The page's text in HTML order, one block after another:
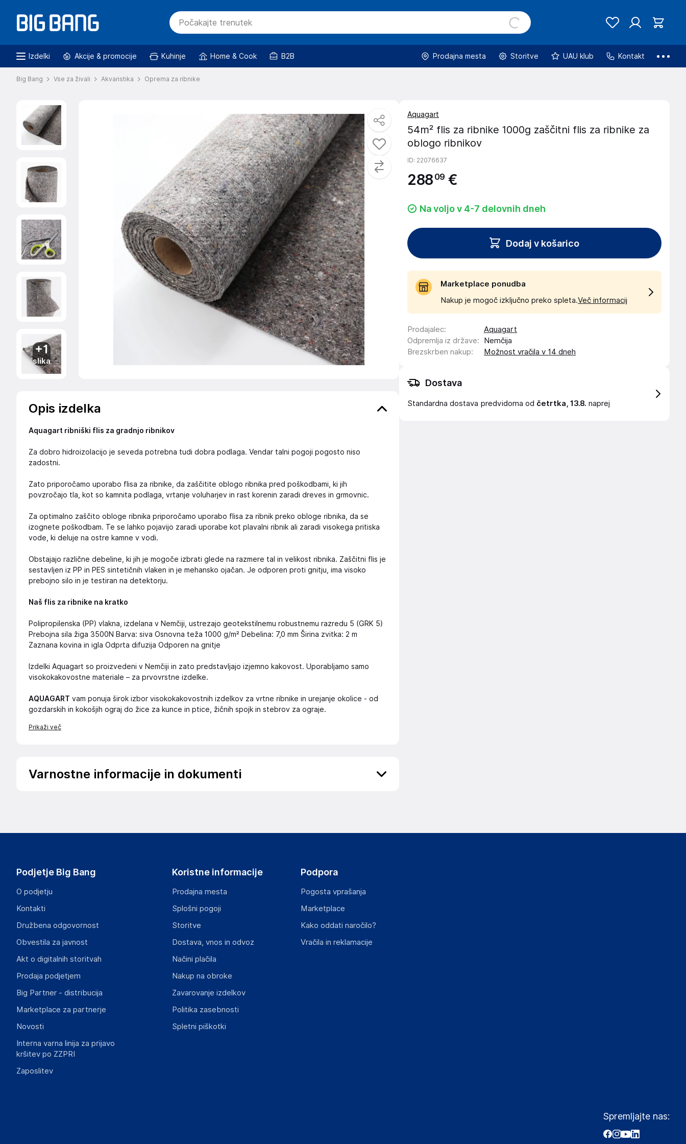
Izdelki Akcije & promocije Kuhinje Home & Cook B2B Prodajna mesta Storitve UAU klub Kontakt
Big Bang Vse za živali Akvaristika Oprema za ribnike
+1
slika
Opis izdelka
Aquagart ribniški flis za gradnjo ribnikov
Za dobro hidroizolacijo je seveda potrebna tudi dobra podlaga. Vendar talni pogoji pogosto niso
zadostni.
Zato priporočamo uporabo flisa za ribnike, da zaščitite oblogo ribnika pred poškodbami, ki jih
povzročajo tla, kot so kamnita podlaga, vrtanje voluharjev in rast korenin zaradi dreves in grmovnic.
Za optimalno zaščito obloge ribnika priporočamo uporabo flisa za ribnik preko obloge ribnika, da se
izognete poškodbam. Te se lahko pojavijo zaradi uporabe kot plavalni ribnik ali zaradi visokega pritiska
vode, ki deluje na ostre kamne v vodi.
Obstajajo različne debeline, ki jih je mogoče izbrati glede na razmere tal in velikost ribnika. Zaščitni flis je
sestavljen iz PP in PES sintetičnih vlaken in je mehansko ojačan. Je odporen proti gnitju, ima visoko
prebojno silo in je testiran na detektorju.
Naš flis za ribnike na kratko
Polipropilenska (PP) vlakna, izdelana v Nemčiji, ustrezajo geotekstilnemu robustnemu razredu 5 (GRK 5)
Prebojna sila žiga 3500N Barva: siva Osnovna teža 1000 g/m² Debelina: 7,0 mm Širina zvitka: 2 m
Zaznana kovina in igla Odprta difuzija Odporen na gnitje
Izdelki Aquagart so proizvedeni v Nemčiji in zato predstavljajo izjemno kakovost. Uporabljamo samo
visokokakovostne materiale – za prvovrstne izdelke.
AQUAGART vam ponuja širok izbor visokokakovostnih izdelkov za vrtne ribnike in urejanje okolice - od
gozdarskih in kokošjih ograj do žice za kunce in ptice, žičnih spojk in stebrov za ograje.
Prikaži več
Varnostne informacije in dokumenti
verkau@aquagart.de
Gospodarski subjekt s sedežem v EU, ki zagotavlja skladnost izdelka z zahtevanimi predpisi.
Heubischer Ortsstraße 79 96524 Föritztal
Germany
Slike o varnosti izdelka
Slike o varnosti izdelka vsebujejo opozorila na embalaži izdelka in lahko vključujejo ključne varnostne
Aquagart
54m² flis za ribnike 1000g zaščitni flis za ribnike za
oblogo ribnikov
ID: 22076637
288 09 €
Na voljo v 4-7 delovnih dneh
Dodaj v košarico
Marketplace ponudba
Nakup je mogoč izključno preko spleta.Več informacij
Prodajalec:
Aquagart
Odpremlja iz države:
Nemčija
Brezskrben nakup: Možnost vračila v 14 dneh
Dostava
Standardna dostava predvidoma od četrtka, 13.8. naprej
Podjetje Big Bang
O podjetju
Kontakti
Družbena odgovornost
Obvestila za javnost
Akt o digitalnih storitvah
Prodaja podjetjem
Big Partner - distribucija
Marketplace za partnerje
Novosti
Interna varna linija za prijavo
kršitev po ZZPRI
Zaposlitev
Koristne informacije
Prodajna mesta
Splošni pogoji
Storitve
Dostava, vnos in odvoz
Načini plačila
Nakup na obroke
Zavarovanje izdelkov
Politika zasebnosti
Spletni piškotki
Podpora
Pogosta vprašanja
Marketplace
Kako oddati naročilo?
Vračila in reklamacije
Spremljajte nas: